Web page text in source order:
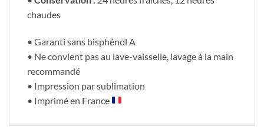
chaudes
• Garanti sans bisphénol A
• Ne convient pas au lave-vaisselle, lavage à la main
recommandé
• Impression par sublimation
• Imprimé en France